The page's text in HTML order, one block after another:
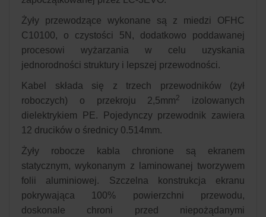
Żyły przewodzące wykonane są z miedzi OFHC
C10100, o czystości 5N, dodatkowo poddawanej
procesowi wyżarzania w celu uzyskania
jednorodności struktury i lepszej przewodności.
Kabel składa się z trzech przewodników (żył
roboczych) o przekroju 2,5mm2
izolowanych
dielektrykiem PE. Pojedynczy przewodnik zawiera
12 drucików o średnicy 0.514mm.
Żyły robocze kabla chronione są ekranem
statycznym, wykonanym z laminowanej tworzywem
folii aluminiowej. Szczelna konstrukcja ekranu
pokrywająca 100% powierzchni przewodu,
doskonale chroni przed niepożądanymi